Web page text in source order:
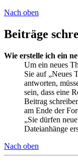
Nach oben
Beiträge
Wie erstelle ich ein
Um ein neues
Sie auf „Neues
antworten,
sein, dass eine
Beitrag
am Ende der
„Sie dürfen
Dateianhänge
Nach oben